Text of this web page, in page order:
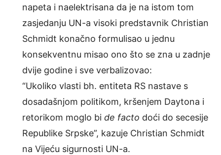
napeta i naelektrisana da je na istom tom
zasjedanju UN-a visoki predstavnik Christian
Schmidt konačno formulisao u jednu
konsekventnu misao ono što se zna u zadnje
dvije godine i sve verbalizovao:
“Ukoliko vlasti bh. entiteta RS nastave s
dosadašnjom politikom, kršenjem Daytona i
retorikom moglo bi de facto doći do secesije
Republike Srpske”, kazuje Christian Schmidt
na Vijeću sigurnosti UN-a.